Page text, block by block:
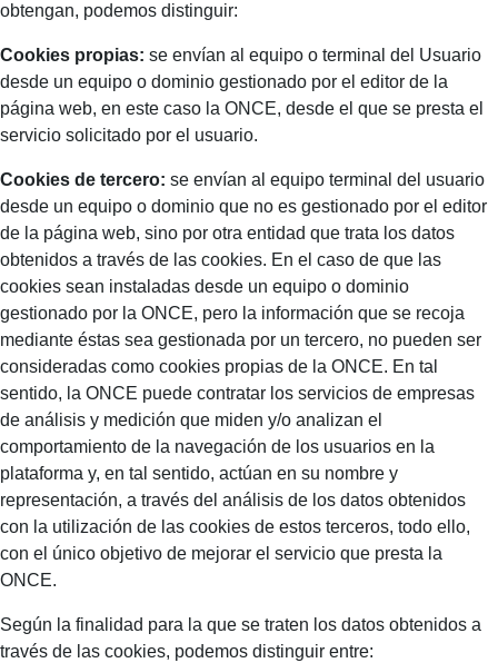
obtengan, podemos distinguir:
Cookies propias: se envían al equipo o terminal del Usuario
desde un equipo o dominio gestionado por el editor de la
página web, en este caso la ONCE, desde el que se presta el
servicio solicitado por el usuario.
Cookies de tercero: se envían al equipo terminal del usuario
desde un equipo o dominio que no es gestionado por el editor
de la página web, sino por otra entidad que trata los datos
obtenidos a través de las cookies. En el caso de que las
cookies sean instaladas desde un equipo o dominio
gestionado por la ONCE, pero la información que se recoja
mediante éstas sea gestionada por un tercero, no pueden ser
consideradas como cookies propias de la ONCE. En tal
sentido, la ONCE puede contratar los servicios de empresas
de análisis y medición que miden y/o analizan el
comportamiento de la navegación de los usuarios en la
plataforma y, en tal sentido, actúan en su nombre y
representación, a través del análisis de los datos obtenidos
con la utilización de las cookies de estos terceros, todo ello,
con el único objetivo de mejorar el servicio que presta la
ONCE.
Según la finalidad para la que se traten los datos obtenidos a
través de las cookies, podemos distinguir entre: